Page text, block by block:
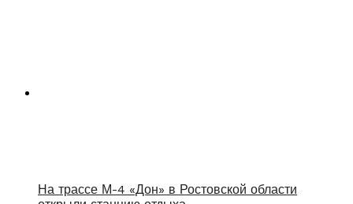
На трассе М-4 «Дон» в Ростовской области